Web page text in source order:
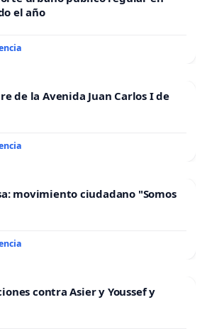
el año
de la Avenida Juan Carlos I de
movimiento ciudadano "Somos
contra Asier y Youssef y